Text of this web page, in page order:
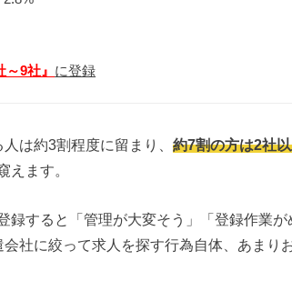
～9社』 に登録
は約3割程度に留まり、 約7割の方は2社
えます。
録すると「管理が大変そう」「登録作業
社に絞って求人を探す行為自体、あまり